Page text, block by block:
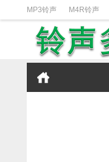
MP3铃声 M4R铃声
日韩歌曲 动漫铃声
iPhone铃声设置方法